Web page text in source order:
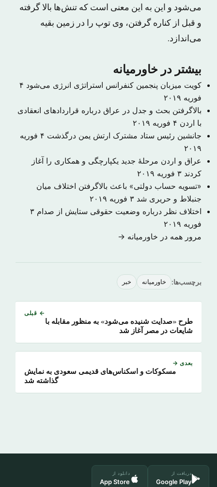
می‌شود و این به این معنی است که تنش‌ها بالا گرفته
و قبل از کناره گرفتن، وی توپ را در زمین بقیه
می‌اندازد.
بیشتر در خاورمیانه
کویت میزبان پنجمین کنفرانس استراتژی انرژی می‌شود ۴
فوریه ۲۰۱۹
بالاگرفتن بحث و جدل در عراق درباره قراردادهای انعقادی
با اردن ۴ فوریه ۲۰۱۹
جانشین رئیس ستاد مشترک ارتش یمن درگذشت
۴ فوریه
۲۰۱۹
عراق و اردن مرحلهٔ جدید یکپارچگی و همکاری را آغاز
کردند ۳ فوریه ۲۰۱۹
«تسویه حساب دولتی» باعث بالاگرفتن اختلاف میان
جنبلاط و حریری شد ۳ فوریه ۲۰۱۹
اختلاف نظر درباره وضعیت حقوقی ستایش از صدام ۳
فوریه ۲۰۱۹
مرور همه در خاورمیانه →
برچسب‌ها: خاورمیانه خبر
← قبلی
طرح «صدایت شنیده می‌شود» به منظور مقابله با
شایعات در مصر آغاز شد
بعدی →
مسکوکات و اسکناس‌های قدیمی سعودی به نمایش
گذاشته شد
دریافت از
Google Play
دانلود از
App Store